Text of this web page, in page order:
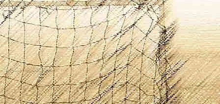
コ
ン
テ
ン
ツ
へ
ス
キ
ッ